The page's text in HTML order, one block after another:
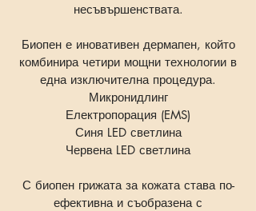
несъвършенствата.
Биопен е иновативен дермапен, който
комбинира четири мощни технологии в
една изключителна процедура.
Микронидлинг
Електропорация (EMS)
Синя LED светлина
Червена LED светлина
С биопен грижата за кожата става по-
ефективна и съобразена с